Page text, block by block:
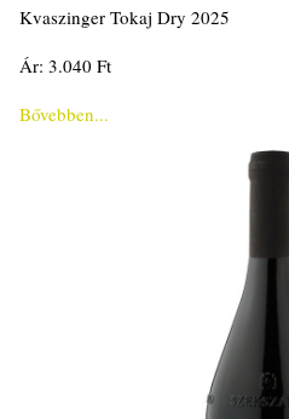
Kvaszinger Tokaj Dry 2025
Ár: 3.040 Ft
Bővebben...